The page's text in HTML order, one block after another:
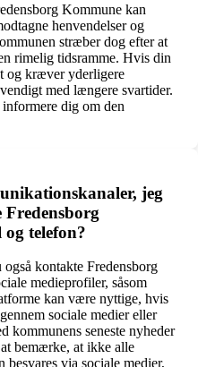
Kommune kan
henvendelser og
stræber dog efter at
rimelig tidsramme. Hvis din
og kræver yderligere
med længere svartider.
dig om den
jeg
telefon?
kontakte Fredensborg
medieprofiler, såsom
kan være nyttige, hvis
sociale medier eller
kommunens seneste nyheder
bemærke, at ikke alle
besvares via sociale medier,